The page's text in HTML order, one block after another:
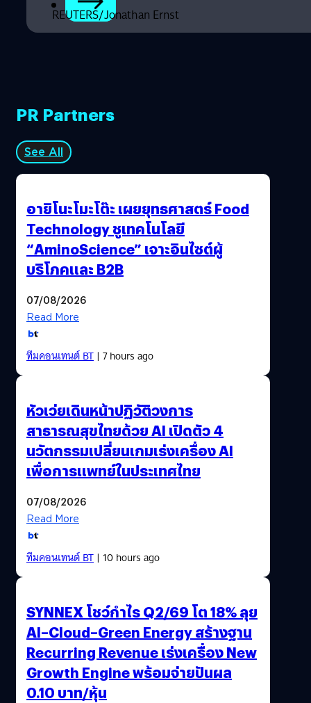
REUTERS/Jonathan Ernst
PR Partners
See All
อายิโนะโมะโต๊ะ เผยยุทธศาสตร์ Food
Technology ชูเทคโนโลยี
“AminoScience” เจาะอินไซต์ผู้
บริโภคและ B2B
07/08/2026
Read More
ทีมคอนเทนต์ BT| 7 hours ago
หัวเว่ยเดินหน้าปฏิวัติวงการ
สาธารณสุขไทยด้วย AI เปิดตัว 4
นวัตกรรมเปลี่ยนเกมเร่งเครื่อง AI
เพื่อการแพทย์ในประเทศไทย
07/08/2026
Read More
ทีมคอนเทนต์ BT| 10 hours ago
SYNNEX โชว์กำไร Q2/69 โต 18% ลุย
AI–Cloud–Green Energy สร้างฐาน
Recurring Revenue เร่งเครื่อง New
Growth Engine พร้อมจ่ายปันผล
0.10 บาท/หุ้น